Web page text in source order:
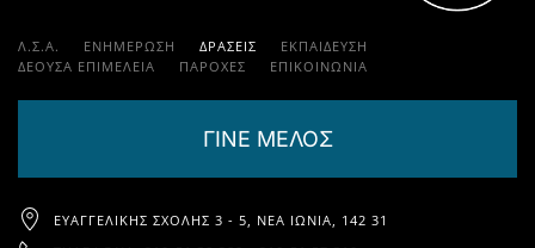
Λ.Σ.Α. ΕΝΗΜΕΡΩΣΗ ΔΡΑΣΕΙΣ
ΕΚΠΑΊΔΕΥΣΗ
ΔΕΟΥΣΑ ΕΠΙΜΕΛΕΙΑ
ΠΑΡΟΧΈΣ ΕΠΙΚΟΙΝΩΝΊΑ
ΓΙΝΕ ΜΕΛΟΣ
ΕΥΑΓΓΕΛΙΚΉΣ ΣΧΟΛΉΣ 3 - 5, ΝΈΑ ΙΩΝΊΑ, 142 31